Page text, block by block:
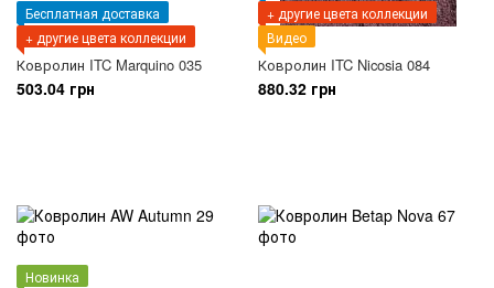
Бесплатная доставка
+ другие цвета коллекции
Ковролин ITC Marquino 035
503.04 грн
+ другие цвета коллекции
Видео
Ковролин ITC Nicosia 084
880.32 грн
Новинка